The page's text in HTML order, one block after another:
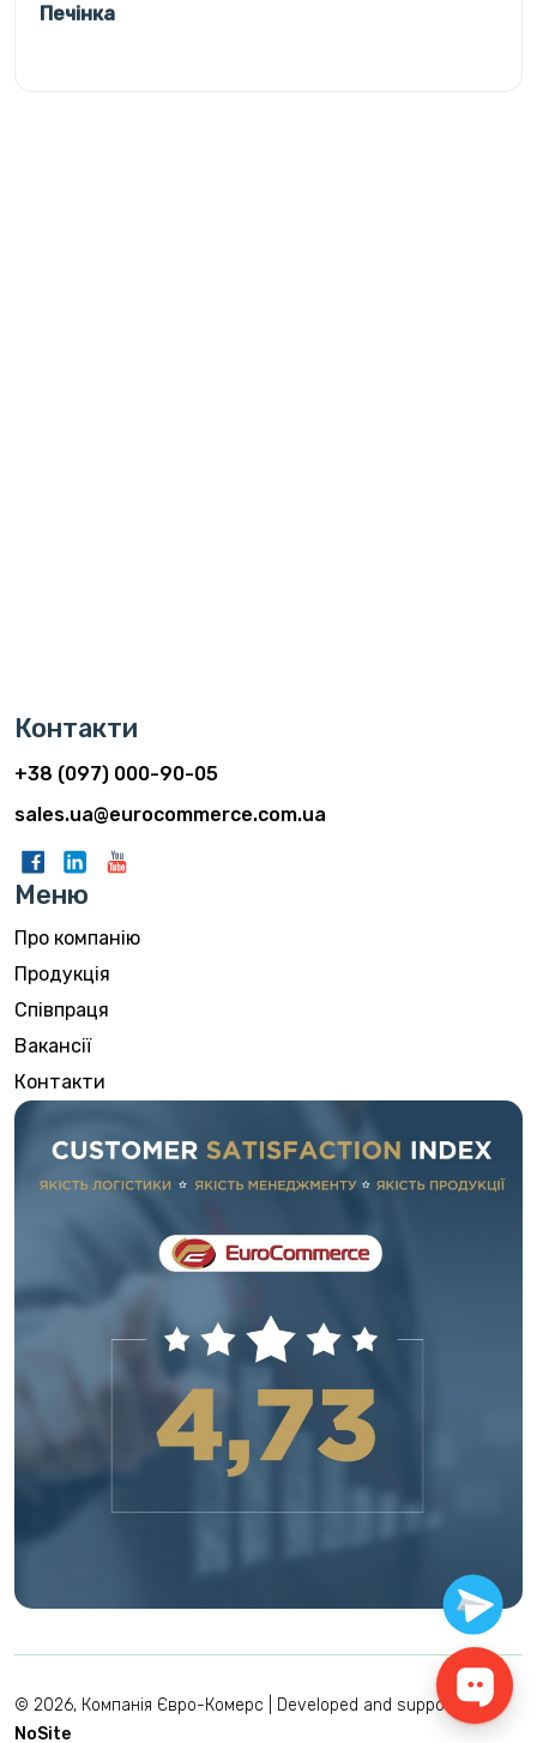
Печінка
Контакти
+38 (097) 000-90-05
sales.ua@eurocommerce.com.ua
Меню
Про компанію
Продукція
Співпраця
Вакансії
Контакти
© 2026, Компанія Євро-Комерс |
Developed and support by
NoSite